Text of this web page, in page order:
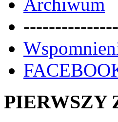
Archiwum
PIERWSZY